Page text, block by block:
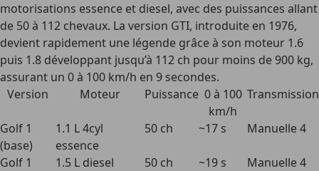
motorisations essence et diesel, avec des puissances allant
de 50 à 112 chevaux. La version GTI, introduite en 1976,
devient rapidement une légende grâce à son moteur 1.6
puis 1.8 développant jusqu’à 112 ch pour moins de 900 kg,
assurant un 0 à 100 km/h en 9 secondes.
Version
Moteur Puissance 0 à 100
km/h
Transmission
Golf 1
(base)
1.1 L 4cyl
essence
50 ch ~17 s Manuelle 4
Golf 1
1.5 L diesel 50 ch ~19 s Manuelle 4